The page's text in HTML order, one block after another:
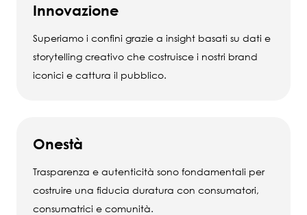
Innovazione
Superiamo i confini grazie a insight basati su dati e
storytelling creativo che costruisce i nostri brand
iconici e cattura il pubblico.
Onestà
Trasparenza e autenticità sono fondamentali per
costruire una fiducia duratura con consumatori,
consumatrici e comunità.